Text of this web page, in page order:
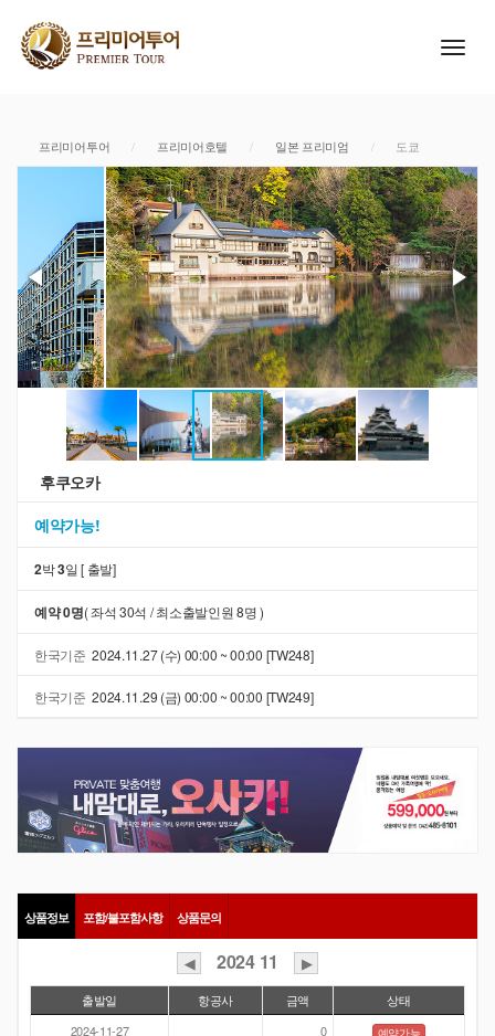
프리미어투어 / 프리미어호텔 / 일본 프리미엄 / 도쿄
후쿠오카
예약가능!
2박3일 [출발]
예약 0명( 좌석 30석 / 최소출발인원 8명 )
한국기준 2024.11.27 (수) 00:00 ~ 00:00 [TW248]
한국기준 2024.11.29 (금) 00:00 ~ 00:00 [TW249]
상품정보 포함/불포함사항 상품문의
◀ 2024 11 ▶
출발일 항공사 금액
상태
2024-11-27
0 예약가능